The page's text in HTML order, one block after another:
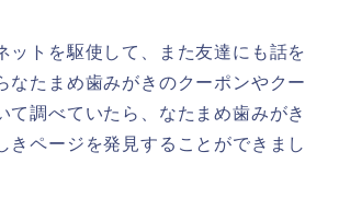
ットを駆使して、また友達にも話を
なたまめ歯みがきのクーポンやクー
て調べていたら、なたまめ歯みがき
きページを発見することができまし